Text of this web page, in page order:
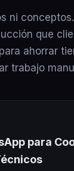
ni
que
ahorrar
trabajo
para